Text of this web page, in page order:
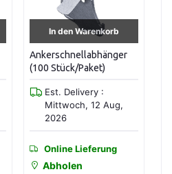
In den Warenkorb
Ankerschnellabhänger
(100 Stück/Paket)
Est. Delivery :
Mittwoch, 12 Aug,
2026
Online Lieferung
Abholen